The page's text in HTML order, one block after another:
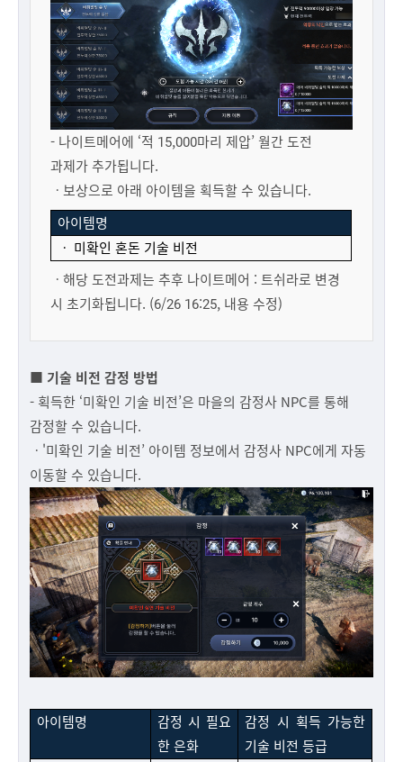
- 나이트메어에 ‘적 15,000마리 제압’ 월간 도전
과제가 추가됩니다.
ㆍ보상으로 아래 아이템을 획득할 수 있습니다.
아이템명
ㆍ 미확인 혼돈 기술 비전
ㆍ해당 도전과제는 추후 나이트메어 : 트쉬라로 변경
시 초기화됩니다. (6/26 16:25, 내용 수정)
■ 기술 비전 감정 방법
- 획득한 ‘미확인 기술 비전’은 마을의 감정사 NPC를 통해
감정할 수 있습니다.
ㆍ'미확인 기술 비전’ 아이템 정보에서 감정사 NPC에게 자동
이동할 수 있습니다.
아이템명
감정 시 필요
한 은화
감정 시 획득 가능한
기술 비전 등급